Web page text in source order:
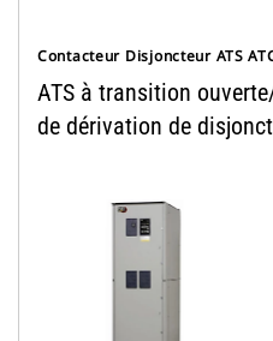
Contacteur Disjoncteur ATS
ATS à transition
de dérivation de